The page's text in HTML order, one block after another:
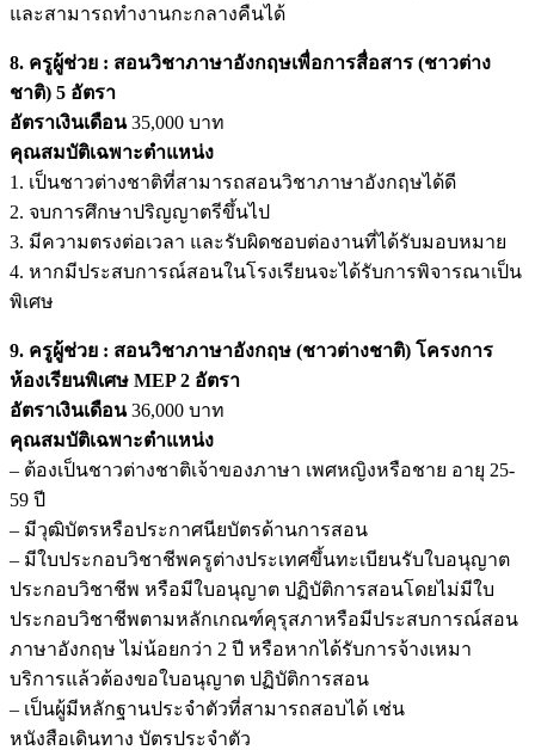
และสามารถทำงานกะกลางคืนได้
8. ครูผู้ช่วย : สอนวิชาภาษาอังกฤษเพื่อการสื่อสาร (ชาวต่าง
ชาติ) 5 อัตรา
อัตราเงินเดือน35,000 บาท
คุณสมบัติเฉพาะตำแหน่ง
1. เป็นชาวต่างชาติที่สามารถสอนวิชาภาษาอังกฤษได้ดี
2. จบการศึกษาปริญญาตรีขึ้นไป
3. มีความตรงต่อเวลา และรับผิดชอบต่องานที่ได้รับมอบหมาย
4. หากมีประสบการณ์สอนในโรงเรียนจะได้รับการพิจารณาเป็น
พิเศษ
9. ครูผู้ช่วย : สอนวิชาภาษาอังกฤษ (ชาวต่างชาติ) โครงการ
ห้องเรียนพิเศษ MEP 2 อัตรา
อัตราเงินเดือน36,000 บาท
คุณสมบัติเฉพาะตำแหน่ง
– ต้องเป็นชาวต่างชาติเจ้าของภาษา เพศหญิงหรือชาย อายุ 25-
59 ปี
– มีวุฒิบัตรหรือประกาศนียบัตรด้านการสอน
– มีใบประกอบวิชาชีพครูต่างประเทศขึ้นทะเบียนรับใบอนุญาต
ประกอบวิชาชีพ หรือมีใบอนุญาต ปฏิบัติการสอนโดยไม่มีใบ
ประกอบวิชาชีพตามหลักเกณฑ์คุรุสภาหรือมีประสบการณ์สอน
ภาษาอังกฤษ ไม่น้อยกว่า 2 ปี หรือหากได้รับการจ้างเหมา
บริการแล้วต้องขอใบอนุญาต ปฏิบัติการสอน
– เป็นผู้มีหลักฐานประจำตัวที่สามารถสอบได้ เช่น
หนังสือเดินทาง บัตรประจำตัว